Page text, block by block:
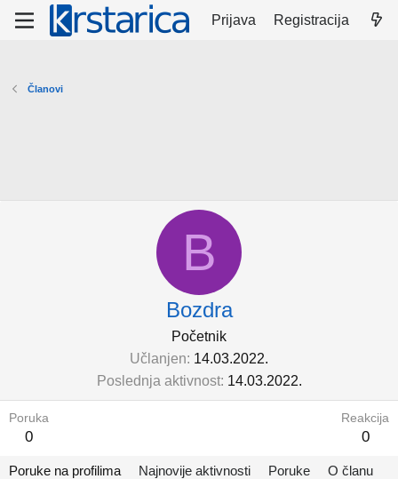
Prijava Registracija
Članovi
B
Bozdra
Početnik
Učlanjen 14.03.2022.
Poslednja aktivnost 14.03.2022.
Poruka
0
Reakcija
0
Poruke na profilima Najnovije aktivnosti Poruke O članu